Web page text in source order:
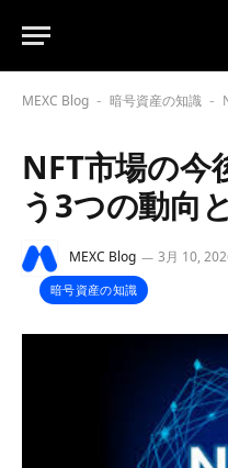
MEXC Blog - 暗号資産の知識 -
NFT市場の今
う3つの動向
MEXC Blog 3月 10,
暗号資産の知識